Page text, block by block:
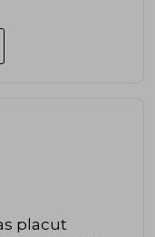
placut